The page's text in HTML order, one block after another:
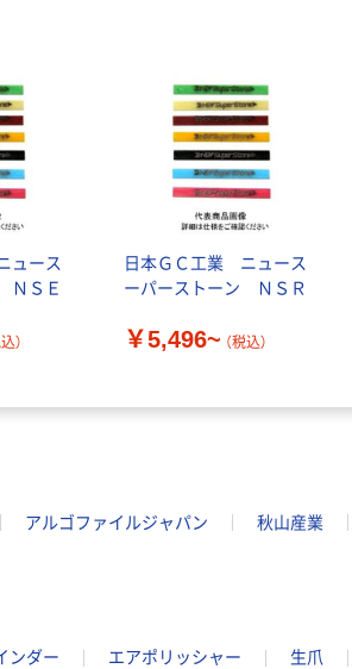
ュース
ＮＳＥ
）
日本ＧＣ工業 ニュース
ーパーストーン ＮＳＲ
￥5,496~ （税込）
アルゴファイルジャパン 秋山産業
ンダー エアポリッシャー 生爪
ルウ
ベル
精綿
イプ
外品
（税込）
トボ
クルオリジナル
本気プライス
ティッシュペー
パー ボックス
モカ 200組 5個
ナルティッシュ
PEFC認証
￥428~ （税込）
【アスクル限定】
アスクル 検査用